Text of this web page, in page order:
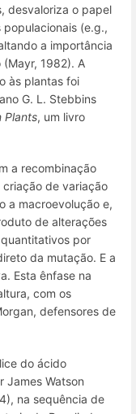
desvaloriza o papel
(e.g.,
a importância
1982). A
às plantas foi
G. L. Stebbins
Plants, um livro
a recombinação
de variação
a macroevolução e,
de alterações
por
da mutação. E a
Esta ênfase na
com os
defensores de
do ácido
James Watson
na sequência de